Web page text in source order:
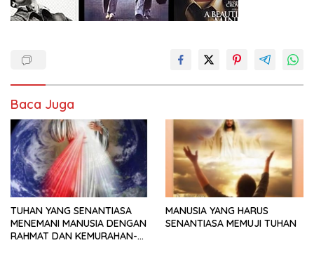
Baca Juga
TUHAN YANG SENANTIASA
MENEMANI MANUSIA DENGAN
RAHMAT DAN KEMURAHAN-
MANUSIA YANG HARUS
SENANTIASA MEMUJI TUHAN